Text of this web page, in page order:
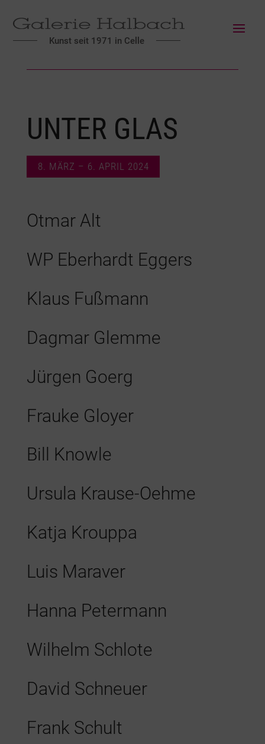
Kunst seit 1971 in Celle
UNTER GLAS
8. MÄRZ – 6. APRIL 2024
Otmar Alt
WP Eberhardt Eggers
Klaus Fußmann
Dagmar Glemme
Jürgen Goerg
Frauke Gloyer
Bill Knowle
Ursula Krause-Oehme
Katja Krouppa
Luis Maraver
Hanna Petermann
Wilhelm Schlote
David Schneuer
Frank Schult